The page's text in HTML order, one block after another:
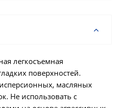
легкосъемная
поверхностей.
масляных
Не использовать с